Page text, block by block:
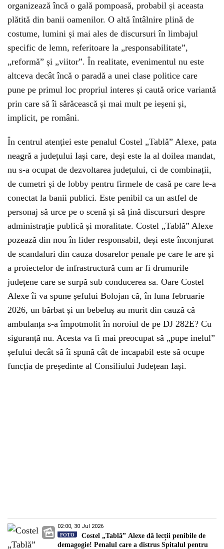
organizează încă o gală pompoasă, probabil și aceasta
plătită din banii oamenilor. O altă întâlnire plină de
costume, lumini și mai ales de discursuri în limbajul
specific de lemn, referitoare la „responsabilitate”,
„reformă” și „viitor”. În realitate, evenimentul nu este
altceva decât încă o paradă a unei clase politice care
pune pe primul loc propriul interes și caută orice variantă
prin care să îi sărăcească și mai mult pe ieșeni și,
implicit, pe români.
În centrul atenției este penalul Costel „Tablă” Alexe, pata
neagră a județului Iași care, deși este la al doilea mandat,
nu s-a ocupat de dezvoltarea județului, ci de combinații,
de cumetri și de lobby pentru firmele de casă pe care le-a
conectat la banii publici. Este penibil ca un astfel de
personaj să urce pe o scenă și să țină discursuri despre
administrație publică și moralitate. Costel „Tablă” Alexe
pozează din nou în lider responsabil, deși este înconjurat
de scandaluri din cauza dosarelor penale pe care le are și
a proiectelor de infrastructură cum ar fi drumurile
județene care se surpă sub conducerea sa. Oare Costel
Alexe îi va spune șefului Bolojan că, în luna februarie
2026, un bărbat și un bebeluș au murit din cauză că
ambulanța s-a împotmolit în noroiul de pe DJ 282E? Cu
siguranță nu. Acesta va fi mai preocupat să „pupe inelul”
șefului decât să îi spună cât de incapabil este să ocupe
funcția de președinte al Consiliului Județean Iași.
02:00, 30 Jul 2026
FOTO
Costel „Tablă” Alexe dă lecții penibile de
demagogie! Penalul care a distrus Spitalul pentru